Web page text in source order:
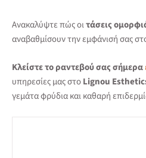
Ανακαλύψτε πώς οιτάσεις
αναβαθμίσουν την εμφάνισή σας
Κλείστε το ραντεβού σας σήμερα
υπηρεσίες μας στοLignou
γεμάτα φρύδια και καθαρή